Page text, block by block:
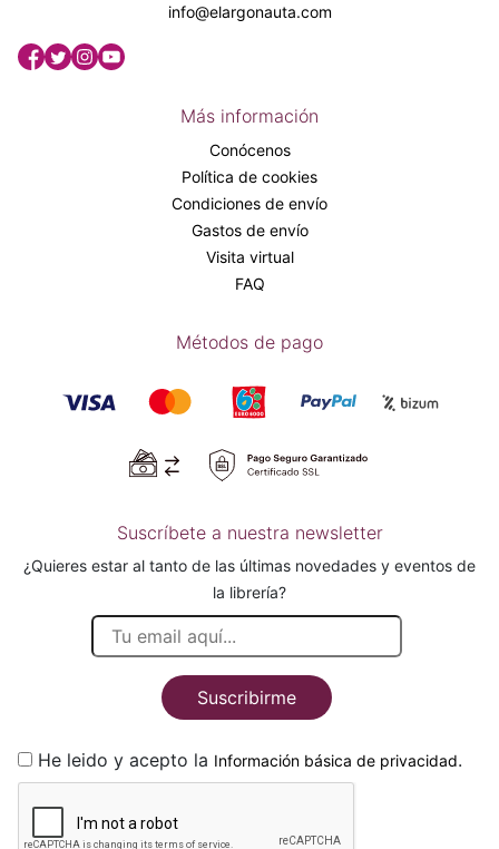
info@elargonauta.com
Más información
Conócenos
Política de cookies
Condiciones de envío
Gastos de envío
Visita virtual
FAQ
Métodos de pago
Suscríbete a nuestra newsletter
¿Quieres estar al tanto de las últimas novedades y eventos de
la librería?
Suscribirme
He leido y acepto la Información básica de privacidad.